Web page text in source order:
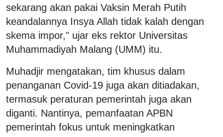
sekarang akan pakai Vaksin Merah Putih
keandalannya Insya Allah tidak kalah dengan
skema impor," ujar eks rektor Universitas
Muhammadiyah Malang (UMM) itu.
Muhadjir mengatakan, tim khusus dalam
penanganan Covid-19 juga akan ditiadakan,
termasuk peraturan pemerintah juga akan
diganti. Nantinya, pemanfaatan APBN
pemerintah fokus untuk meningkatkan